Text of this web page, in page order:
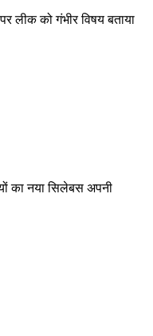
को गंभीर विषय बताया
का नया सिलेबस अपनी